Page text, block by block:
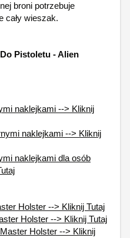
broni potrzebuje
cały wieszak.
Pistoletu - Alien
naklejkami --> Kliknij
naklejkami --> Kliknij
naklejkami dla osób
Holster --> Kliknij Tutaj
Holster --> Kliknij Tutaj
Holster --> Kliknij